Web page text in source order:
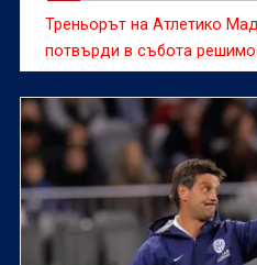
Треньорът на Атлетико
потвърди в събота
продава Хулиан Алварес,
отбори и оставането му на
следващия сезон далеч не